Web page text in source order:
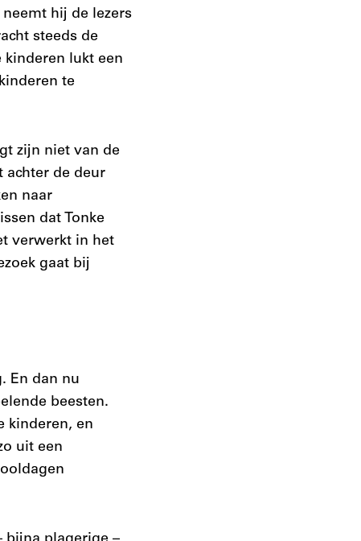
hij de lezers
steeds de
kinderen lukt een
te
zijn niet van de
achter de deur
naar
dat Tonke
verwerkt in het
gaat bij
En dan nu
beesten.
kinderen, en
uit een